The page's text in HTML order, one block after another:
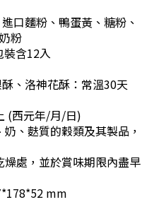
口麵粉、鴨蛋黃、糖粉、
粉
含12入
、洛神花酥：常溫30天
(西元年/月/日)
、麩質的穀類及其製品，
燥處，並於賞味期限內盡早
mm